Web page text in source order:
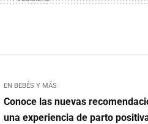
EN BEBÉS Y MÁS
Conoce las nuevas
una experiencia de parto